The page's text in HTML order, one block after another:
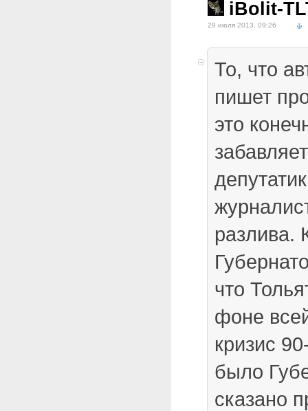
iBolit-
29 июля 2013, 09:26
То, что
пишет
это
разлива.
что
фоне
кризис
было
сказано